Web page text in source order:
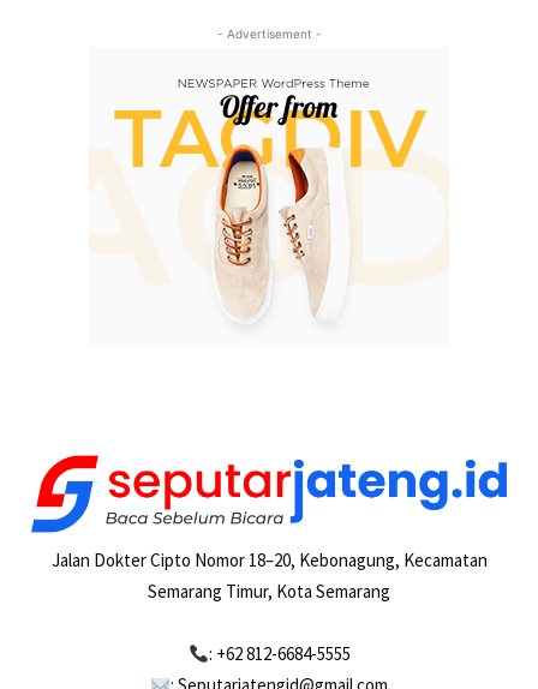
- Advertisement -
Jalan Dokter Cipto Nomor 18–20, Kebonagung, Kecamatan
Semarang Timur, Kota Semarang
: +62 812-6684-5555